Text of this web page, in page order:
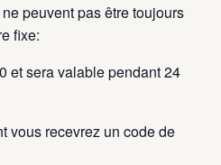
peuvent pas être toujours
fixe:
et sera valable pendant 24
vous recevrez un code de